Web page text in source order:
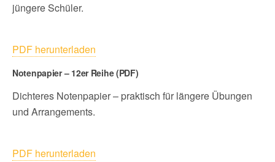
jüngere Schüler.
PDF herunterladen
Notenpapier – 12er Reihe (PDF)
Dichteres Notenpapier – praktisch für längere Übungen
und Arrangements.
PDF herunterladen